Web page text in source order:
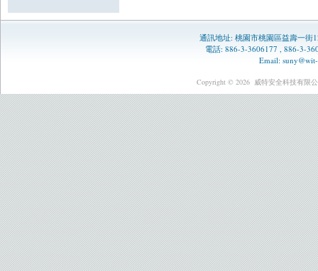
通訊地址: 桃園市桃園區益壽一街
電話: 886-3-3606177 , 886-3-
Email:
Copyright © 2026 威特安全科技有限